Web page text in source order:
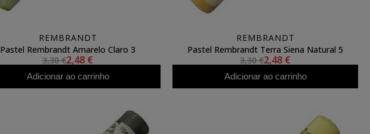
REMBRANDT
Pastel Rembrandt Amarelo Claro 3
3,30 €2,48 €
Adicionar ao carrinho
REMBRANDT
Pastel Rembrandt Terra Siena Natural 5
3,30 €2,48 €
Adicionar ao carrinho